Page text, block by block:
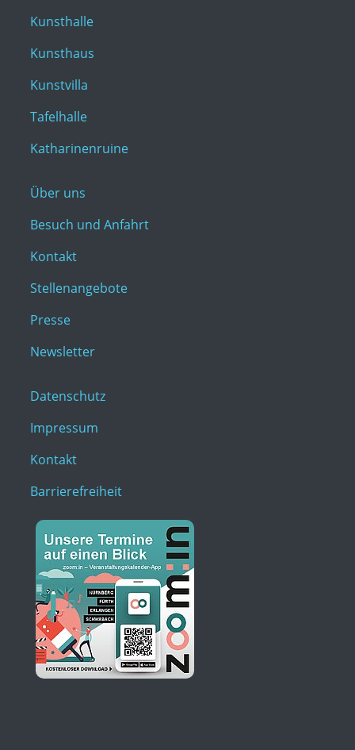
Kunsthalle
Kunsthaus
Kunstvilla
Tafelhalle
Katharinenruine
Über uns
Besuch und Anfahrt
Kontakt
Stellenangebote
Presse
Newsletter
Datenschutz
Impressum
Kontakt
Barrierefreiheit